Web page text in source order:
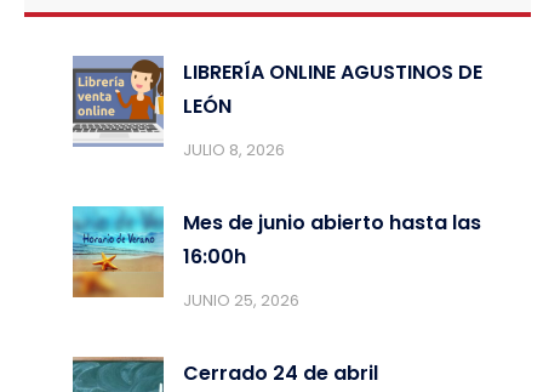
LIBRERÍA ONLINE AGUSTINOS DE
LEÓN
JULIO 8, 2026
Mes de junio abierto hasta las
16:00h
JUNIO 25, 2026
Cerrado 24 de abril